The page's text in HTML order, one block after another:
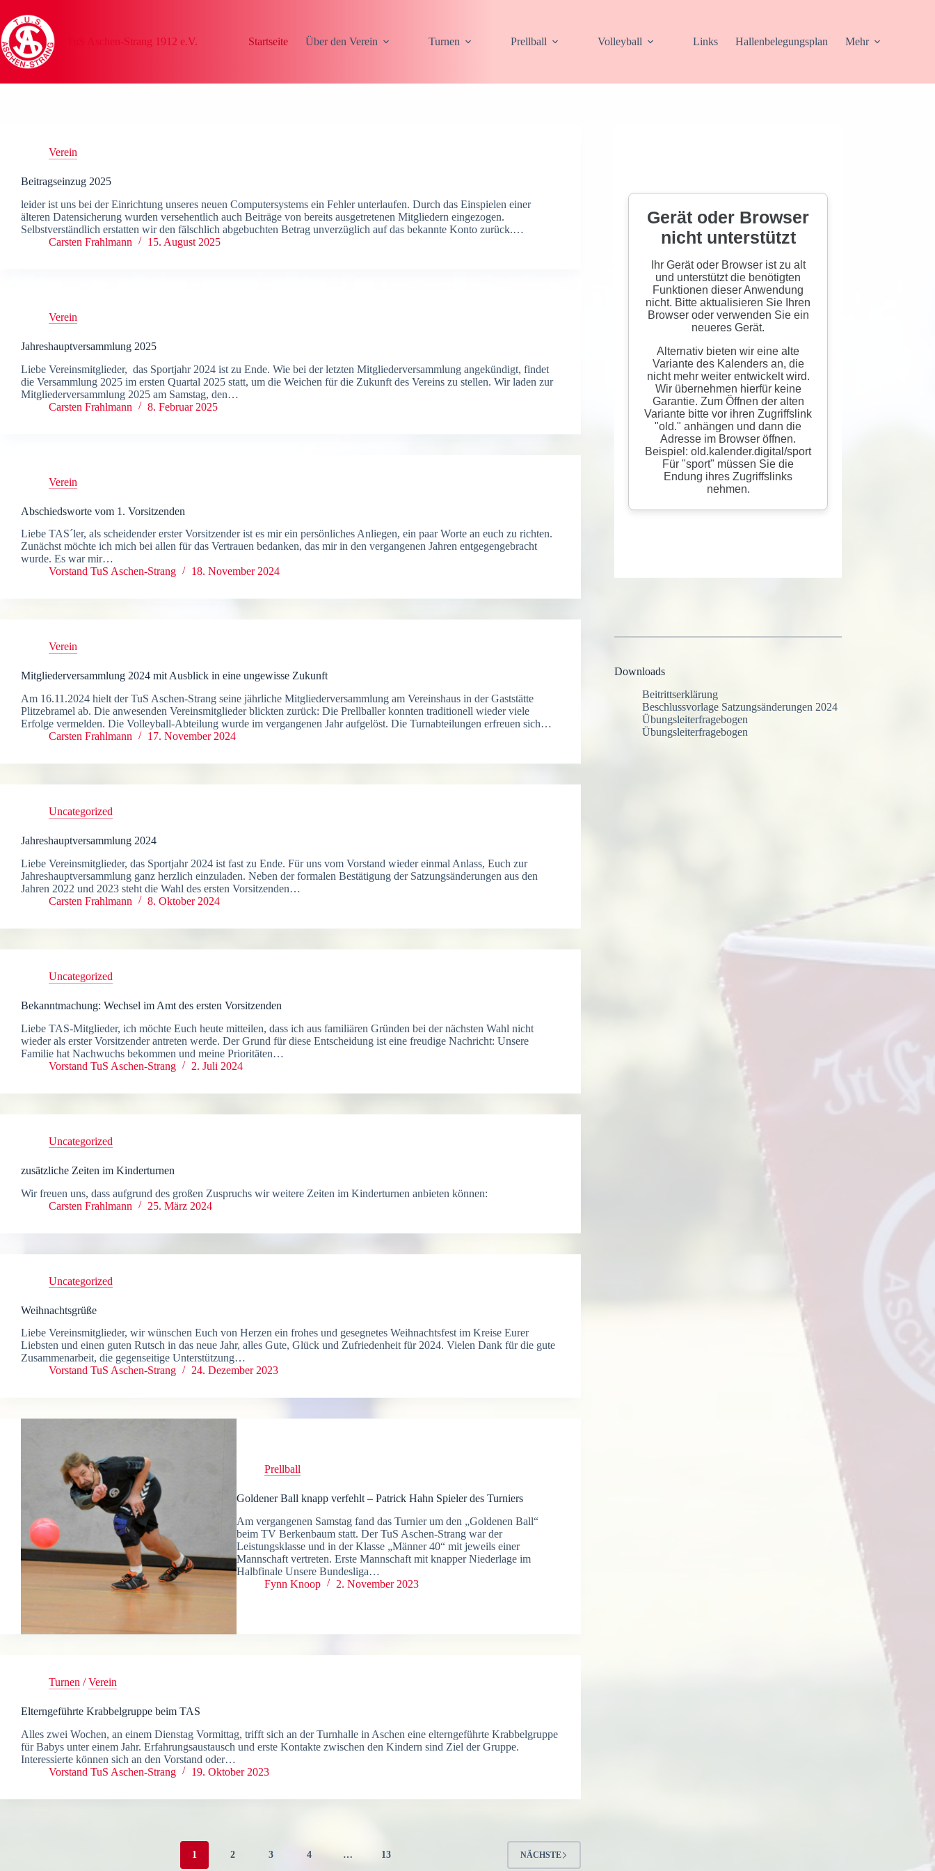
Inhalt
springen
TuS Aschen-Strang 1912 e.V.
Startseite Über den Verein Turnen Prellball Volleyball Links Hallenbelegungsplan Mehr
Verein
Beitragseinzug 2025
leider ist uns bei der Einrichtung unseres neuen Computersystems ein Fehler unterlaufen. Durch das Einspielen einer
älteren Datensicherung wurden versehentlich auch Beiträge von bereits ausgetretenen Mitgliedern eingezogen.
Selbstverständlich erstatten wir den fälschlich abgebuchten Betrag unverzüglich auf das bekannte Konto zurück.…
Carsten Frahlmann
15. August 2025
Verein
Jahreshauptversammlung 2025
Liebe Vereinsmitglieder, das Sportjahr 2024 ist zu Ende. Wie bei der letzten Mitgliederversammlung angekündigt, findet
die Versammlung 2025 im ersten Quartal 2025 statt, um die Weichen für die Zukunft des Vereins zu stellen. Wir laden zur
Mitgliederversammlung 2025 am Samstag, den…
Carsten Frahlmann
8. Februar 2025
Verein
Abschiedsworte vom 1. Vorsitzenden
Liebe TAS´ler, als scheidender erster Vorsitzender ist es mir ein persönliches Anliegen, ein paar Worte an euch zu richten.
Zunächst möchte ich mich bei allen für das Vertrauen bedanken, das mir in den vergangenen Jahren entgegengebracht
wurde. Es war mir…
Vorstand TuS Aschen-Strang
18. November 2024
Verein
Mitgliederversammlung 2024 mit Ausblick in eine ungewisse Zukunft
Am 16.11.2024 hielt der TuS Aschen-Strang seine jährliche Mitgliederversammlung am Vereinshaus in der Gaststätte
Plitzebramel ab. Die anwesenden Vereinsmitglieder blickten zurück: Die Prellballer konnten traditionell wieder viele
Erfolge vermelden. Die Volleyball-Abteilung wurde im vergangenen Jahr aufgelöst. Die Turnabteilungen erfreuen sich…
Carsten Frahlmann
17. November 2024
Uncategorized
Jahreshauptversammlung 2024
Liebe Vereinsmitglieder, das Sportjahr 2024 ist fast zu Ende. Für uns vom Vorstand wieder einmal Anlass, Euch zur
Jahreshauptversammlung ganz herzlich einzuladen. Neben der formalen Bestätigung der Satzungsänderungen aus den
Jahren 2022 und 2023 steht die Wahl des ersten Vorsitzenden…
Carsten Frahlmann
8. Oktober 2024
Uncategorized
Bekanntmachung: Wechsel im Amt des ersten Vorsitzenden
Liebe TAS-Mitglieder, ich möchte Euch heute mitteilen, dass ich aus familiären Gründen bei der nächsten Wahl nicht
wieder als erster Vorsitzender antreten werde. Der Grund für diese Entscheidung ist eine freudige Nachricht: Unsere
Familie hat Nachwuchs bekommen und meine Prioritäten…
Vorstand TuS Aschen-Strang
2. Juli 2024
Uncategorized
zusätzliche Zeiten im Kinderturnen
Wir freuen uns, dass aufgrund des großen Zuspruchs wir weitere Zeiten im Kinderturnen anbieten können:
Carsten Frahlmann
25. März 2024
Uncategorized
Weihnachtsgrüße
Liebe Vereinsmitglieder, wir wünschen Euch von Herzen ein frohes und gesegnetes Weihnachtsfest im Kreise Eurer
Liebsten und einen guten Rutsch in das neue Jahr, alles Gute, Glück und Zufriedenheit für 2024. Vielen Dank für die gute
Zusammenarbeit, die gegenseitige Unterstützung…
Vorstand TuS Aschen-Strang
24. Dezember 2023
Prellball
Goldener Ball knapp verfehlt – Patrick Hahn Spieler des Turniers
Am vergangenen Samstag fand das Turnier um den „Goldenen Ball“
beim TV Berkenbaum statt. Der TuS Aschen-Strang war der
Leistungsklasse und in der Klasse „Männer 40“ mit jeweils einer
Mannschaft vertreten. Erste Mannschaft mit knapper Niederlage im
Halbfinale Unsere Bundesliga…
Fynn Knoop
2. November 2023
Turnen /Verein
Elterngeführte Krabbelgruppe beim TAS
Alles zwei Wochen, an einem Dienstag Vormittag, trifft sich an der Turnhalle in Aschen eine elterngeführte Krabbelgruppe
für Babys unter einem Jahr. Erfahrungsaustausch und erste Kontakte zwischen den Kindern sind Ziel der Gruppe.
Interessierte können sich an den Vorstand oder…
Vorstand TuS Aschen-Strang
19. Oktober 2023
1 2 3 4 … 13 NÄCHSTE
Downloads
Beitrittserklärung
Beschlussvorlage Satzungsänderungen 2024
Übungsleiterfragebogen
Übungsleiterfragebogen